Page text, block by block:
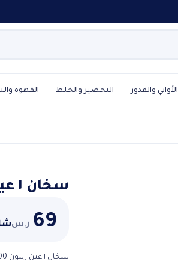
الأواني والقدور التحضير والخلط القهوة
سخان ١ عين ريبون 1000 واط
69 ر.س
سخان ١ عين ريبون 1000 واط